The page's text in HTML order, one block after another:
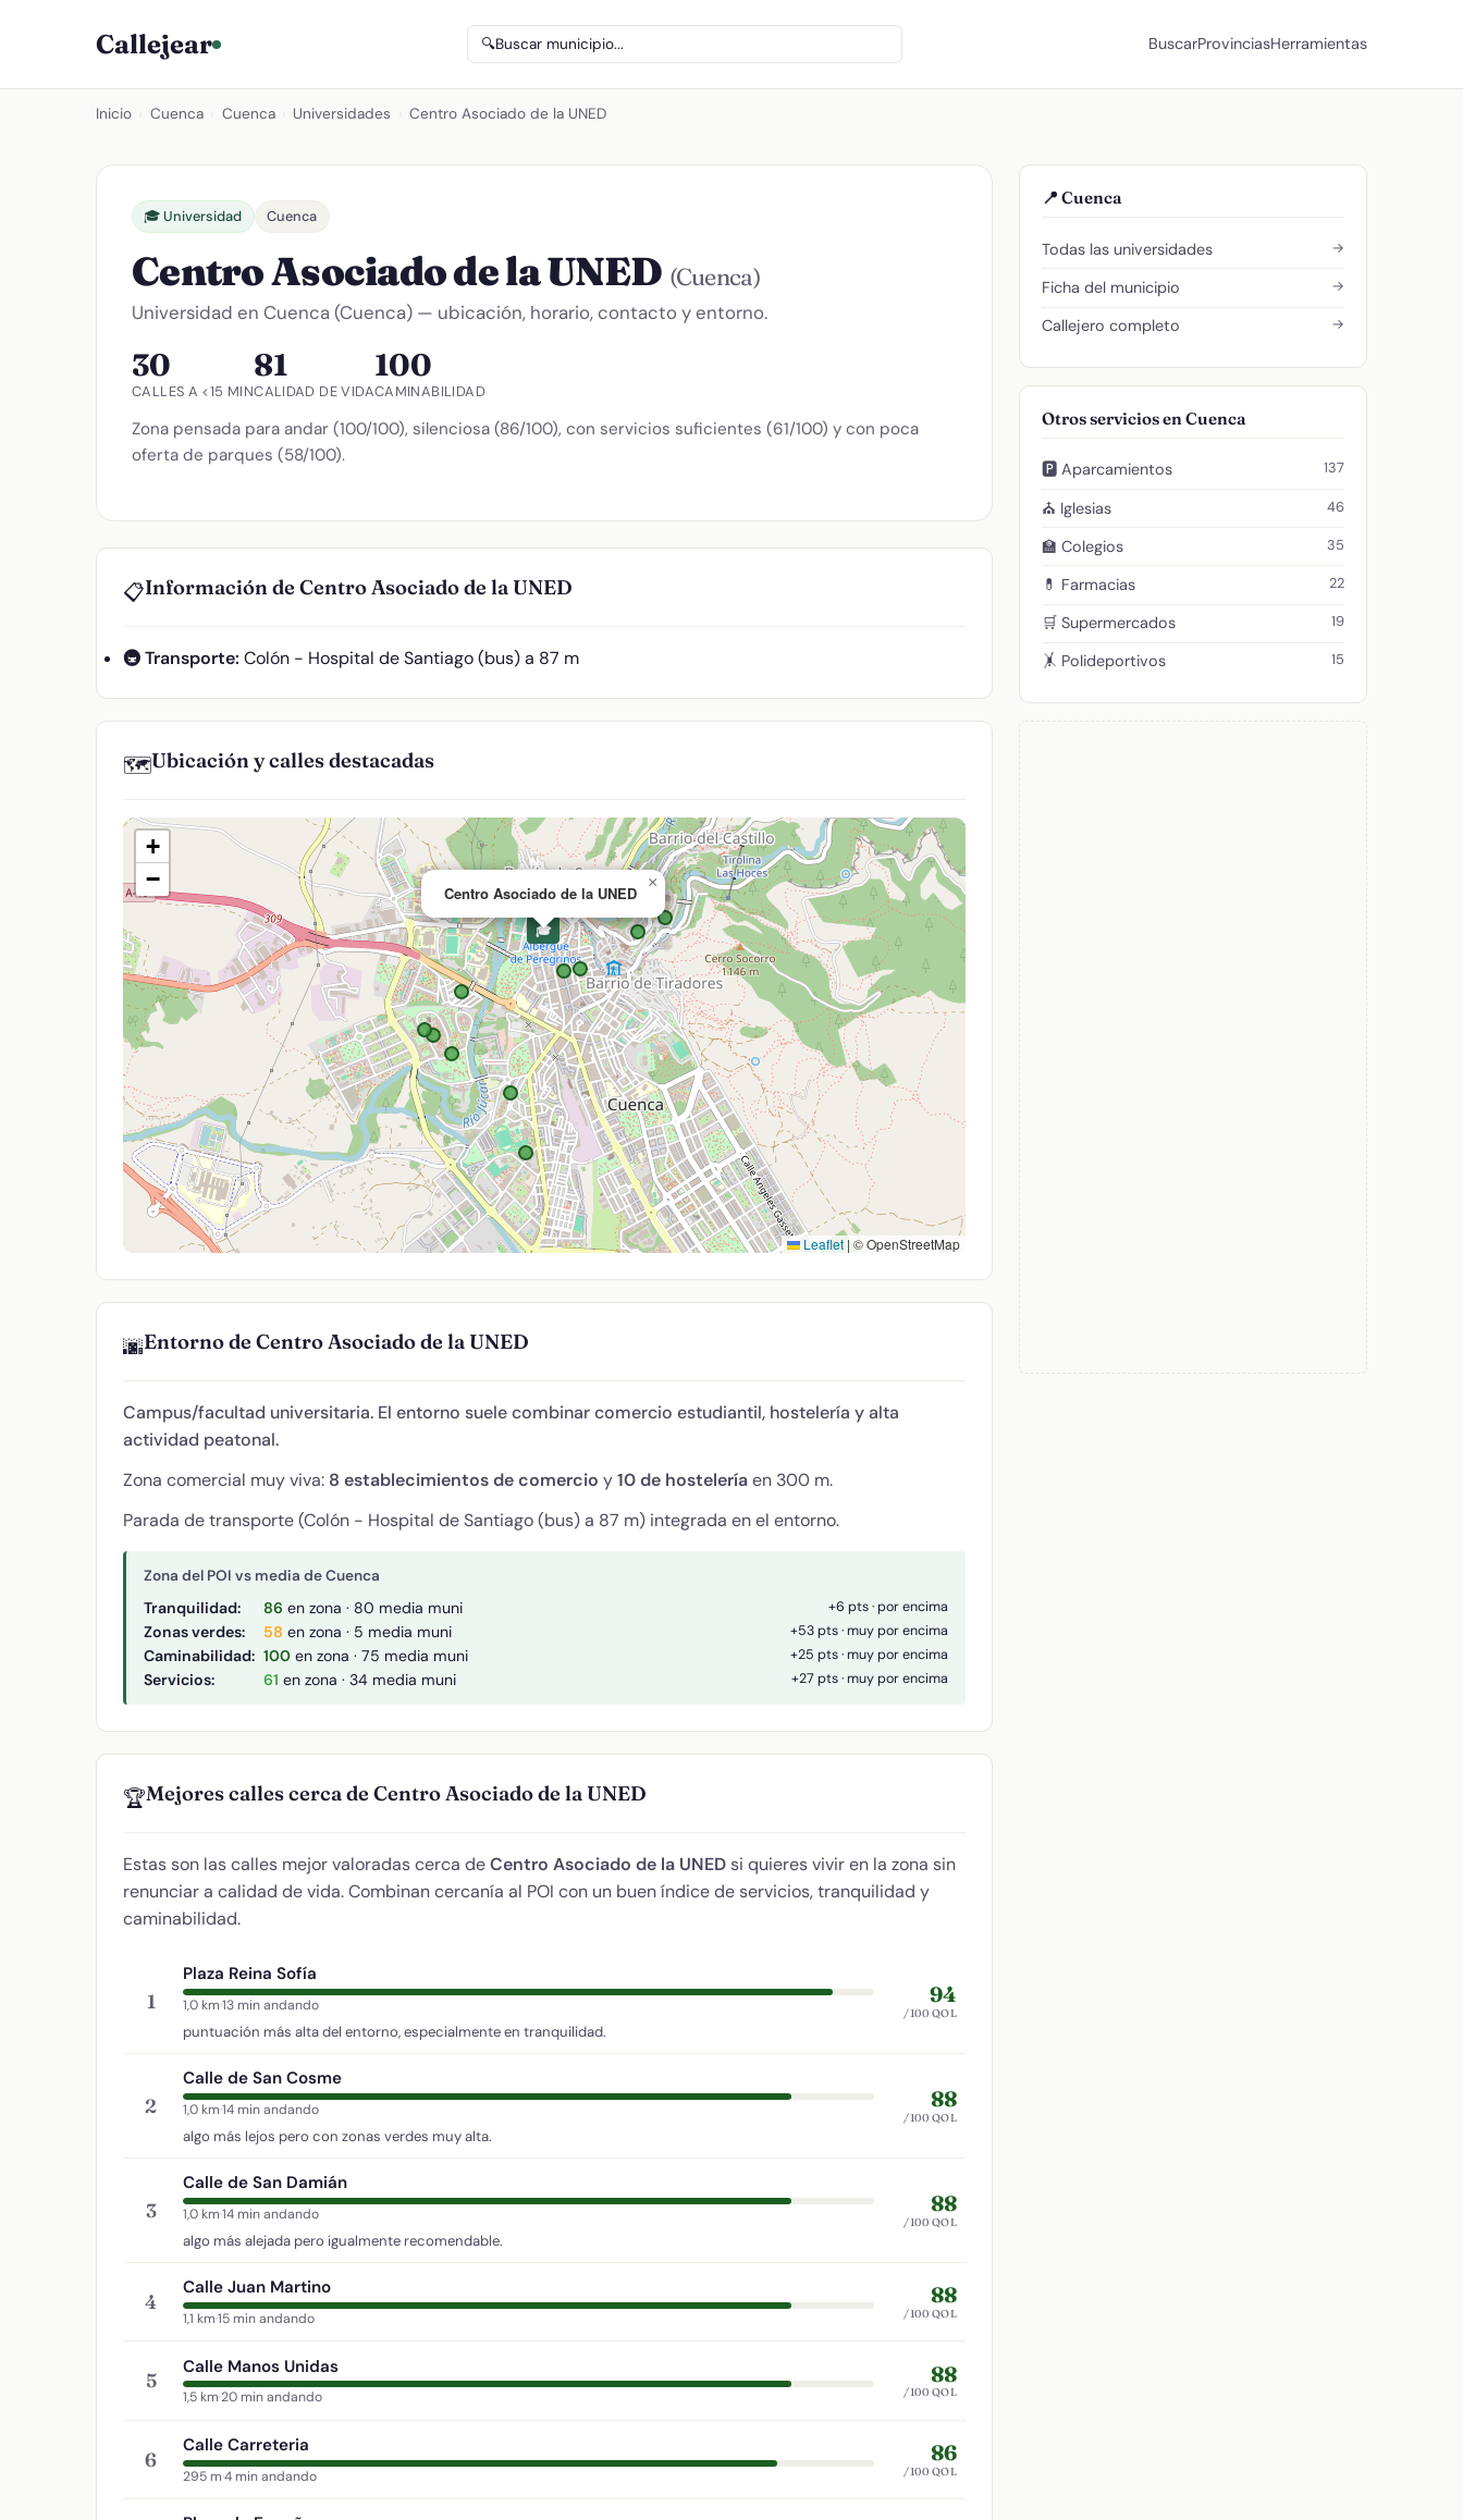
Callejear 🔍Buscar municipio... BuscarProvinciasHerramientas
Inicio Cuenca Cuenca Universidades Centro Asociado de la UNED
🎓 Universidad Cuenca
Centro Asociado de la UNED (Cuenca)
Universidad en Cuenca (Cuenca) — ubicación, horario, contacto y entorno.
30
CALLES A <15 MIN
81
CALIDAD DE VIDA
100
CAMINABILIDAD
Zona pensada para andar (100/100), silenciosa (86/100), con servicios suficientes (61/100) y con poca
oferta de parques (58/100).
📋Información de Centro Asociado de la UNED
🚇 Transporte: Colón - Hospital de Santiago (bus) a 87 m
🗺️Ubicación y calles destacadas
🎓
Centro Asociado de la UNED
×
+
−
Leaflet | © OpenStreetMap
🌆Entorno de Centro Asociado de la UNED
Campus/facultad universitaria. El entorno suele combinar comercio estudiantil, hostelería y alta
actividad peatonal.
Zona comercial muy viva: 8 establecimientos de comercio y10 de hosteleríaen 300 m.
Parada de transporte (Colón - Hospital de Santiago (bus) a 87 m) integrada en el entorno.
Zona del POI vs media de Cuenca
Tranquilidad: 86 en zona · 80 media muni +6 pts · por encima
Zonas verdes: 58 en zona · 5 media muni +53 pts · muy por encima
Caminabilidad: 100 en zona · 75 media muni +25 pts · muy por encima
Servicios: 61 en zona · 34 media muni +27 pts · muy por encima
🏆Mejores calles cerca de Centro Asociado de la UNED
Estas son las calles mejor valoradas cerca deCentro Asociado de la UNED si quieres vivir en la zona sin
renunciar a calidad de vida. Combinan cercanía al POI con un buen índice de servicios, tranquilidad y
caminabilidad.
1
Plaza Reina Sofía
1,0 km·13 min andando
puntuación más alta del entorno, especialmente en tranquilidad.
94
/100 QOL
2
Calle de San Cosme
1,0 km·14 min andando
algo más lejos pero con zonas verdes muy alta.
88
/100 QOL
3
Calle de San Damián
1,0 km·14 min andando
algo más alejada pero igualmente recomendable.
88
/100 QOL
4
Calle Juan Martino
1,1 km·15 min andando
88
/100 QOL
5
Calle Manos Unidas
1,5 km·20 min andando
88
/100 QOL
6
Calle Carreteria
295 m·4 min andando
86
/100 QOL
📍 Cuenca
Todas las universidades →
Ficha del municipio →
Callejero completo →
Otros servicios en Cuenca
🅿️ Aparcamientos 137
⛪ Iglesias 46
🏫 Colegios 35
💊 Farmacias 22
🛒 Supermercados 19
🤸 Polideportivos 15